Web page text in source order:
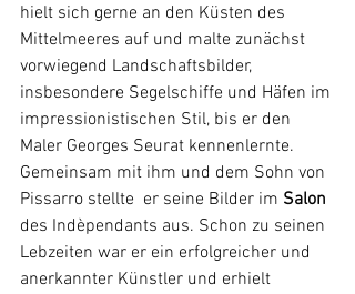
hielt sich gerne an den Küsten des
Mittelmeeres auf und malte zunächst
vorwiegend Landschaftsbilder,
insbesondere Segelschiffe und Häfen im
impressionistischen Stil, bis er den
Maler Georges Seurat kennenlernte.
Gemeinsam mit ihm und dem Sohn von
Pissarro stellte  er seine Bilder im Salon
des Indèpendants aus. Schon zu seinen
Lebzeiten war er ein erfolgreicher und
anerkannter Künstler und erhielt